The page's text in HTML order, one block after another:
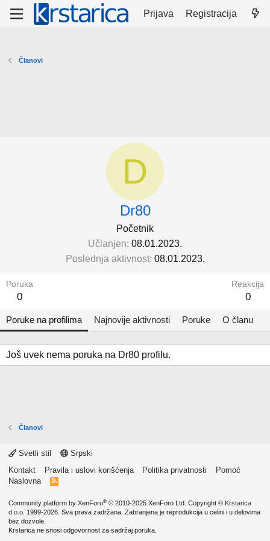
Prijava Registracija
Članovi
D
Dr80
Početnik
Učlanjen 08.01.2023.
Poslednja aktivnost 08.01.2023.
Poruka
0
Reakcija
0
Poruke na profilima Najnovije aktivnosti Poruke O članu
Još uvek nema poruka na Dr80 profilu.
Članovi
Svetli stil
Srpski
Kontakt
Pravila i uslovi korišćenja Politika privatnosti
Pomoć
Naslovna
R
Community platform by XenForo® © 2010-2025 XenForo Ltd. Copyright © Krstarica
d.o.o. 1999-2026. Sva prava zadržana. Zabranjena je reprodukcija u celini i u delovima
bez dozvole.
Krstarica ne snosi odgovornost za sadržaj poruka.